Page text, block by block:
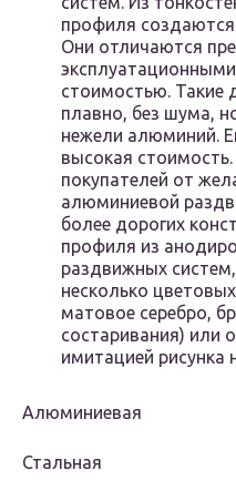
профиля
Они отличаются
стоимостью. Такие
плавно, без шума,
нежели алюминий.
высокая
покупателей от
алюминиевой
более дорогих
профиля из
раздвижных
несколько
матовое серебро,
состаривания) или
имитацией рисунка
Алюминиевая
Стальная